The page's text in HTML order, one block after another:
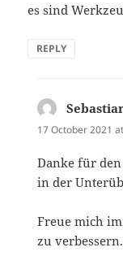
es sind
REPLY
17 October 2021
Danke für
in der
Freue mich
zu verbessern.